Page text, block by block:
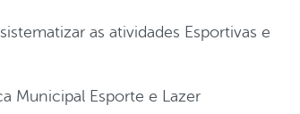
as atividades Esportivas e
Municipal Esporte e Lazer